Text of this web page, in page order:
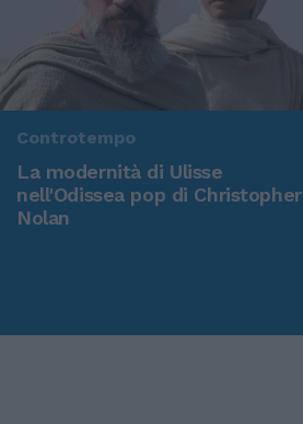
Controtempo
La modernità di Ulisse
nell'Odissea pop di Christopher
Nolan